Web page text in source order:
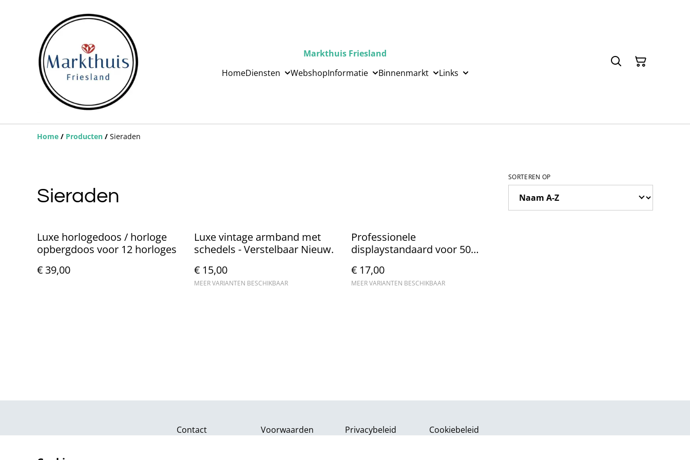
Markthuis Friesland
HomeDiensten WebshopInformatie Binnenmarkt Links
Home / Producten / Sieraden
Sieraden
SORTEREN OP
Luxe horlogedoos / horloge
opbergdoos voor 12 horloges
€ 39,00
Luxe vintage armband met
schedels - Verstelbaar Nieuw.
€ 15,00
MEER VARIANTEN BESCHIKBAAR
Professionele
displaystandaard voor 50
€ 17,00
MEER VARIANTEN BESCHIKBAAR
Contact Voorwaarden Privacybeleid Cookiebeleid